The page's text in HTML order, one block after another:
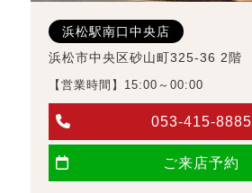
浜松駅南口中央店
浜松市中央区砂山町325-36 2階
【営業時間】15:00～00:00
053-415-8885
ご来店予約